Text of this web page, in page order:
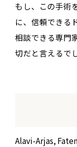
もし、この手術
に、信頼できる
相談できる専門
切だと言えるで
Alavi-Arjas,